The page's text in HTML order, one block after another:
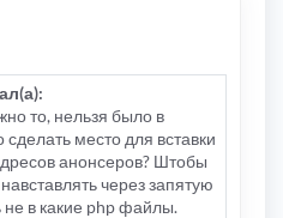
то, нельзя было в
место для вставки
анонсеров? Штобы
через запятую
не в какие php файлы.